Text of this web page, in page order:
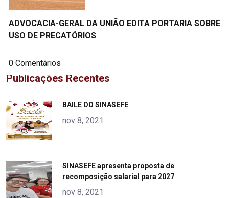
ADVOCACIA-GERAL DA UNIÃO EDITA PORTARIA SOBRE
USO DE PRECATÓRIOS
0 Comentários
Publicações Recentes
alt="product">
BAILE DO SINASEFE
nov 8, 2021
alt="product">
SINASEFE apresenta proposta de
recomposição salarial para 2027
nov 8, 2021